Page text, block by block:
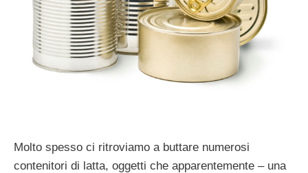
Molto spesso ci ritroviamo a buttare numerosi
contenitori di latta, oggetti che apparentemente – una